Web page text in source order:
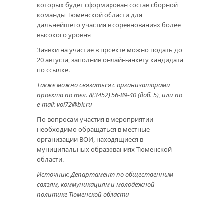
которых будет сформирован состав сборной
команды Тюменской области для
дальнейшего участия в соревнованиях более
высокого уровня
Заявки на участие в проекте можно подать до
20 августа, заполнив онлайн-анкету кандидата
по ссылке.
Также можно связаться с организаторами
проекта по тел. 8(3452) 56-89-40 (доб. 5), или по
e-mail: voi72@bk.ru
По вопросам участия в мероприятии
необходимо обращаться в местные
организации ВОИ, находящиеся в
муниципальных образованиях Тюменской
области.
Источник: Департамент по общественным
связям, коммуникациям и молодежной
политике Тюменской области